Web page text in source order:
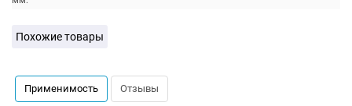
Похожие товары
Применимость Отзывы